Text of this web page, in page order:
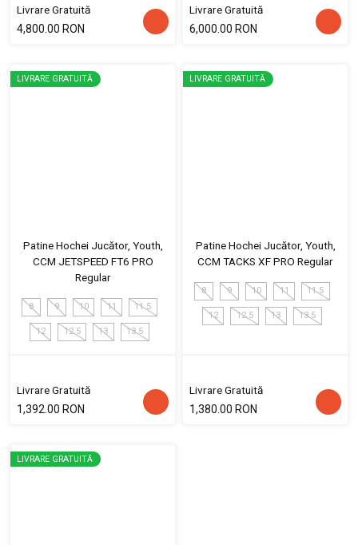
Livrare Gratuită
4,800.00 RON
Livrare Gratuită
6,000.00 RON
LIVRARE GRATUITĂ
Patine Hochei Jucător, Youth,
CCM JETSPEED FT6 PRO
Regular
8 9 10 11 11.5
12 12.5 13 13.5
Livrare Gratuită
1,392.00 RON
LIVRARE GRATUITĂ
Patine Hochei Jucător, Youth,
CCM TACKS XF PRO Regular
8 9 10 11 11.5
12 12.5 13 13.5
Livrare Gratuită
1,380.00 RON
LIVRARE GRATUITĂ